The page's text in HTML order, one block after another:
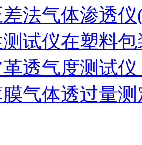
差法气体渗透
试仪在塑料
透气度测试
膜气体透过量